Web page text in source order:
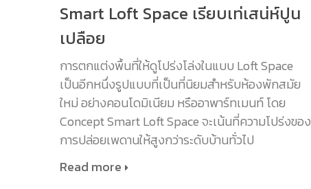
Smart Loft Space เรียบเท่เสน่ห์ปูน
เปลือย
การตกแต่งพื้นที่ให้ดูโปร่งโล่งในแบบ Loft Space
เป็นอีกหนึ่งรูปแบบที่เป็นที่นิยมสำหรับห้องพักสมัย
ใหม่ อย่างคอนโดมิเนียม หรืออาพาร์ทเมนท์ โดย
Concept Smart Loft Space จะเน้นที่ความโปร่งของ
การปล่อยเพดานให้สูงกว่าระดับบ้านทั่วไป
Read more